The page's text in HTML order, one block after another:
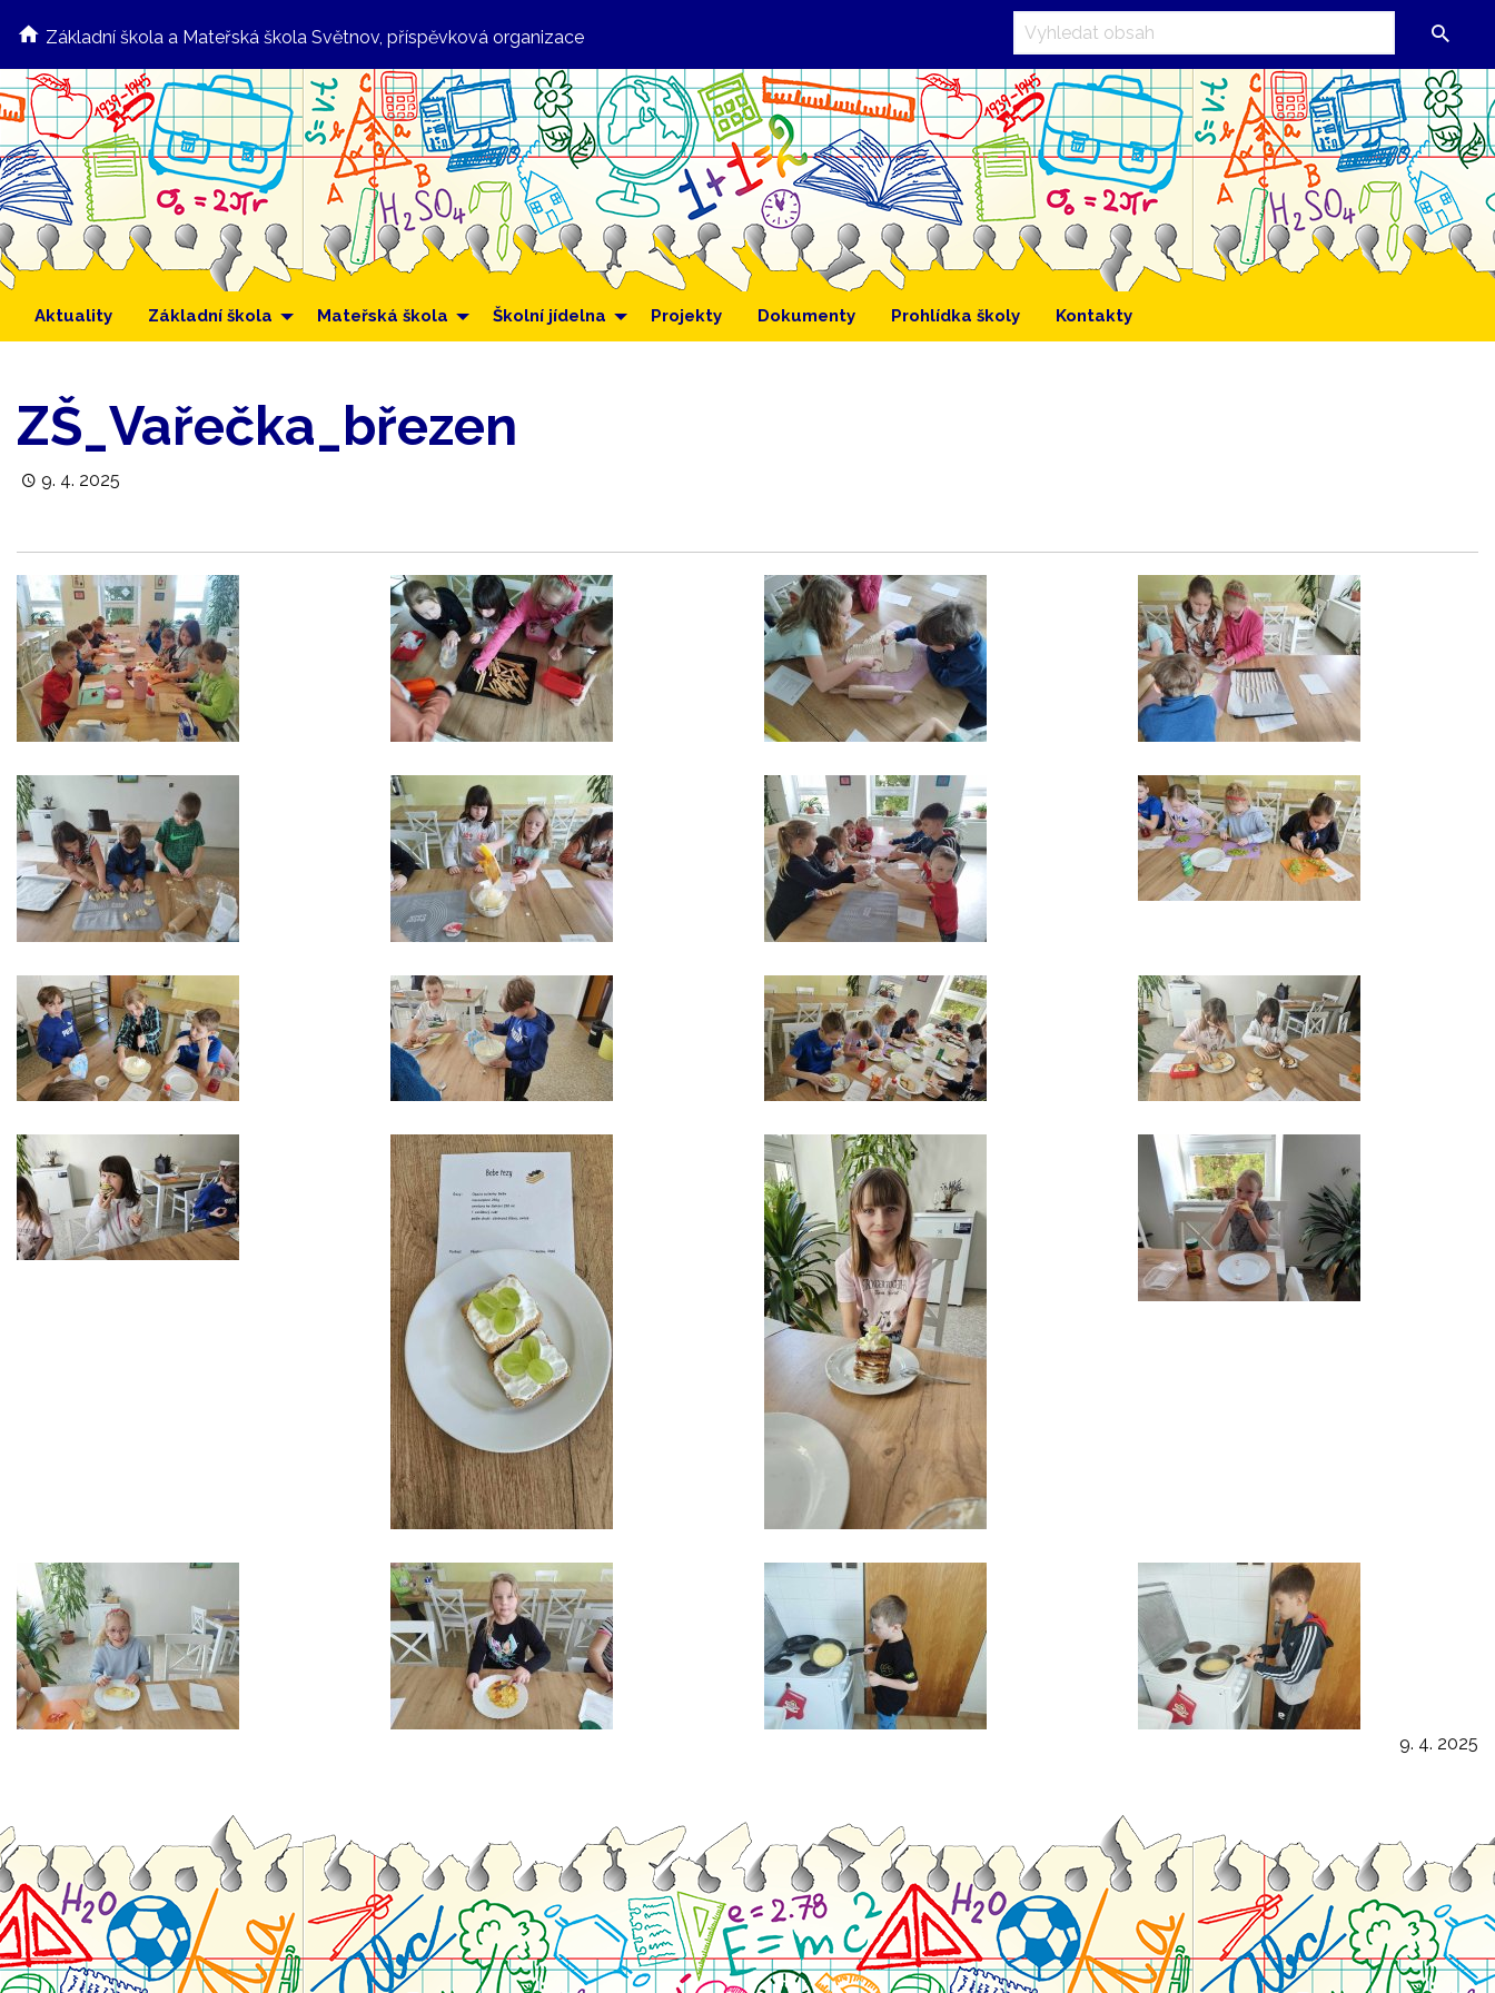
Základní škola a Mateřská škola Světnov, příspěvková organizace
Aktuality Základní škola Mateřská škola Školní jídelna Projekty Dokumenty Prohlídka školy Kontakty
ZŠ_Vařečka_březen
9. 4. 2025
9. 4. 2025